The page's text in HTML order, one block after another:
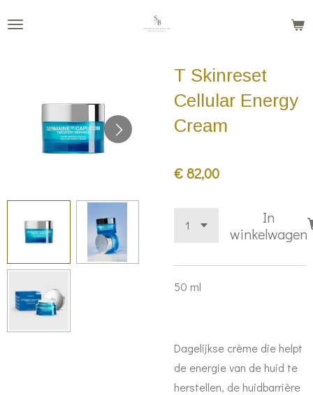
T Skinreset
Cellular Energy
Cream
€ 82,00
In
winkelwagen
50 ml
Dagelijkse crème die helpt
de energie van de huid te
herstellen, de huidbarrière